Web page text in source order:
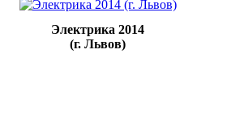
Электрика 2014
(г. Львов)